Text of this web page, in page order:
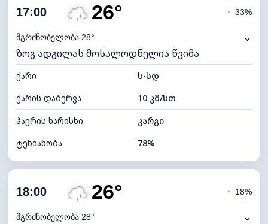
ღრუბლიანობა
ნამის წერტილი
ხილვადობა
9 კმ
განათების ინდექსი 4 (მკრთალი)
ღრუბლის სიმაღლე 5760 მ
17:00 26°
მგრძნობელობა 28°
◔ 33%
⌄
ზოგ ადგილას მოსალოდნელია წვიმა
ქარი
ს-სდ
ქარის დაბერვა
10 კმ/სთ
ჰაერის ხარისხი
კარგი
ტენიანობა
78%
ღრუბლიანობა
ნამის წერტილი
18:00 26°
მგრძნობელობა 28°
◔ 18%
⌄